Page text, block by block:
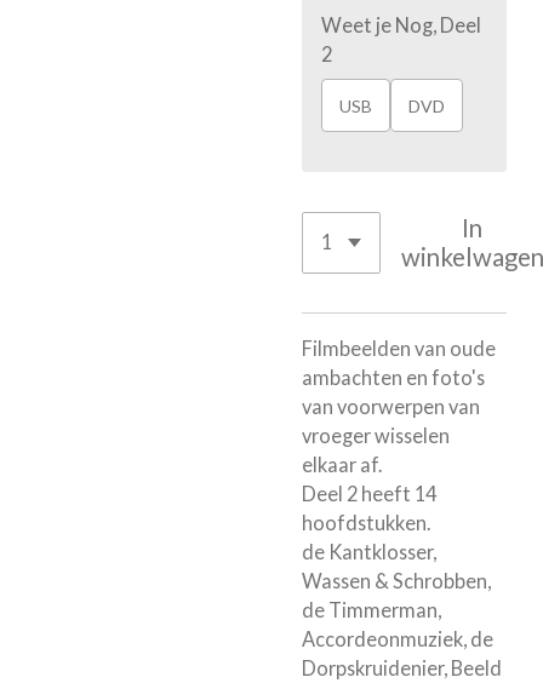
Weet je Nog, Deel
2
USB DVD
In
winkelwagen
Filmbeelden van oude
ambachten en foto's
van voorwerpen van
vroeger wisselen
elkaar af.
Deel 2 heeft 14
hoofdstukken.
de Kantklosser,
Wassen & Schrobben,
de Timmerman,
Accordeonmuziek, de
Dorpskruidenier, Beeld